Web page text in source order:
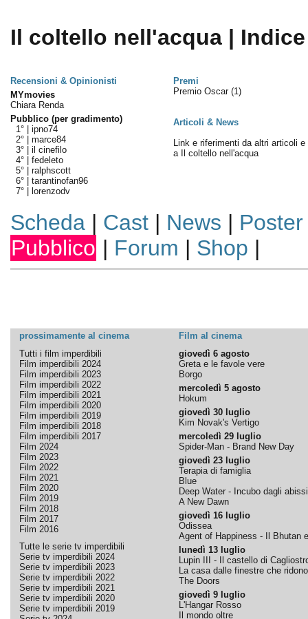
Il coltello nell'acqua | Indice
Recensioni & Opinionisti
Premi
MYmovies
Chiara Renda
Pubblico (per gradimento)
1° | ipno74
2° | marce84
3° | il cinefilo
4° | fedeleto
5° | ralphscott
6° | tarantinofan96
7° |
lorenzodv
Premio Oscar (1)
Articoli & News
Link e riferimenti da altri articoli e
a Il coltello nell'acqua
Scheda| Cast| News | Poster
Pubblico | Forum | Shop |
prossimamente al cinema
Film al cinema
Tutti i film imperdibili
Film imperdibili 2024
Film imperdibili 2023
Film imperdibili 2022
Film imperdibili 2021
Film imperdibili 2020
Film imperdibili 2019
Film imperdibili 2018
Film imperdibili 2017
Film 2024
Film 2023
Film 2022
Film 2021
Film 2020
Film 2019
Film 2018
Film 2017
Film 2016
Tutte le serie tv imperdibili
Serie tv imperdibili 2024
Serie tv imperdibili 2023
Serie tv imperdibili 2022
Serie tv imperdibili 2021
Serie tv imperdibili 2020
Serie tv imperdibili 2019
giovedì 6 agosto
Greta e le favole vere
Borgo
mercoledì 5 agosto
Hokum
giovedì 30 luglio
Kim Novak's Vertigo
mercoledì 29 luglio
Spider-Man - Brand New Day
giovedì 23 luglio
Terapia di famiglia
Blue
Deep Water - Incubo dagli abissi
A New Dawn
giovedì 16 luglio
Odissea
Agent of Happiness - Il Bhutan
lunedì 13 luglio
Lupin III - Il castello di
La casa dalle finestre che ridono
The Doors
giovedì 9 luglio
L'Hangar Rosso
Il mondo oltre